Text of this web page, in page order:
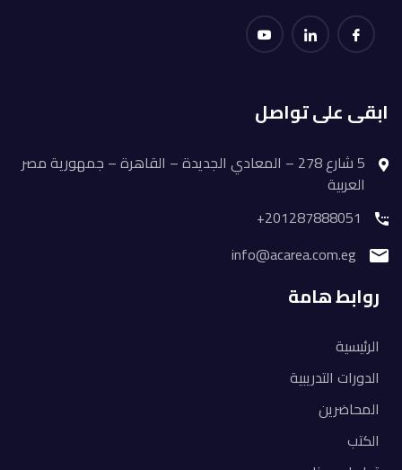
ابقى على تواصل
5 شارع 278 – المعادي الجديدة – القاهرة – جمهورية مصر
العربية
201287888051+
info@acarea.com.eg
روابط هامة
الرئيسية
الدورات التدريبية
المحاضرين
الكتب